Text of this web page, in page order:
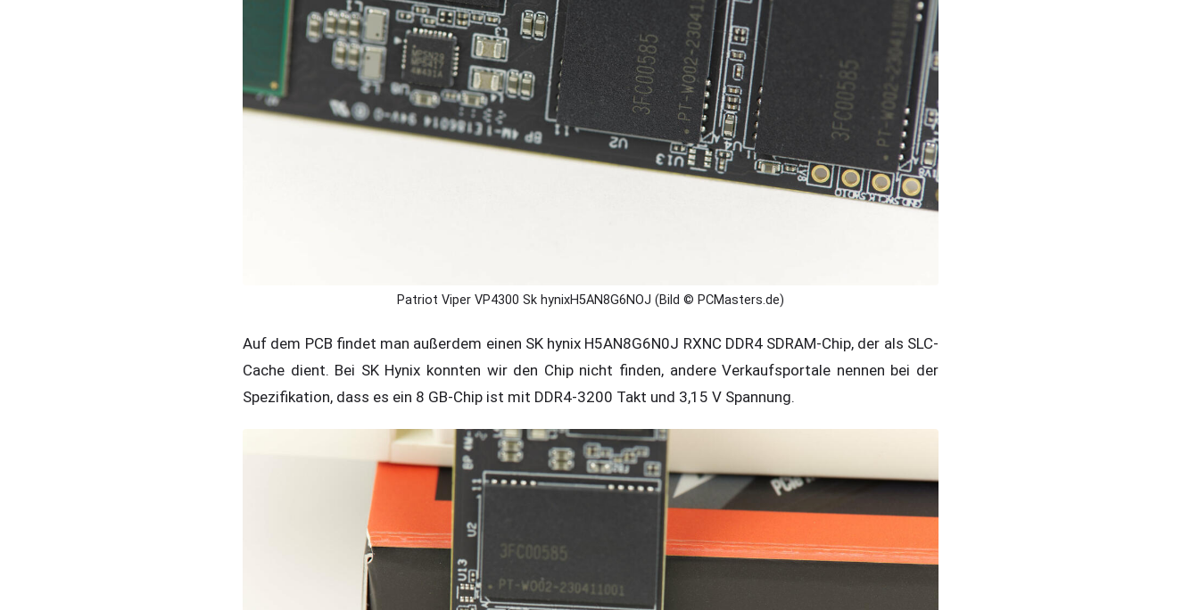
Patriot Viper VP4300 Sk hynixH5AN8G6NOJ (Bild © PCMasters.de)
Auf dem PCB findet man außerdem einen SK hynix H5AN8G6N0J RXNC DDR4 SDRAM-Chip, der als SLC-
Cache dient. Bei SK Hynix konnten wir den Chip nicht finden, andere Verkaufsportale nennen bei der
Spezifikation, dass es ein 8 GB-Chip ist mit DDR4-3200 Takt und 3,15 V Spannung.